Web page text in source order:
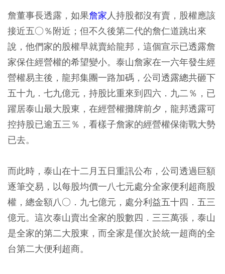
詹董事長透露，如果詹家人持股都沒有賣，股權應該
接近五○％附近；但不久後第二代的詹仁道跳出來
說，他們家的股權早就賣給龍邦，這個宣示已透露詹
家保住經營權的希望變小。泰山詹家在一六年發生經
營權易主後，龍邦集團一路加碼，公司透露總共砸下
五十九．七九億元，持股比重來到四六．九二％，已
躍居泰山最大股東，在經營權攤牌前夕，龍邦透露可
控持股已逾五三％，看樣子詹家的經營權保衛戰大勢
已去。
而此時，泰山在十二月五日重訊公布，公司透過巨額
逐筆交易，以每股均價一八七元處分全家便利超商股
權，總金額八○．九七億元，處分利益五十四．五三
億元。這次泰山賣出全家的股數四．三三萬張，泰山
是全家的第二大股東，而全家是僅次於統一超商的全
台第二大便利超商。